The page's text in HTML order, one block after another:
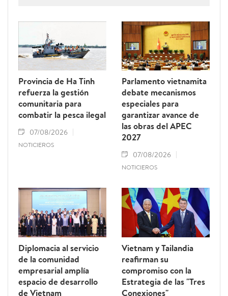
Provincia de Ha Tinh
refuerza la gestión
comunitaria para
combatir la pesca ilegal
07/08/2026
NOTICIEROS
Parlamento vietnamita
debate mecanismos
especiales para
garantizar avance de
las obras del APEC
2027
07/08/2026
NOTICIEROS
Diplomacia al servicio
de la comunidad
empresarial amplía
espacio de desarrollo
de Vietnam
Vietnam y Tailandia
reafirman su
compromiso con la
Estrategia de las "Tres
Conexiones"